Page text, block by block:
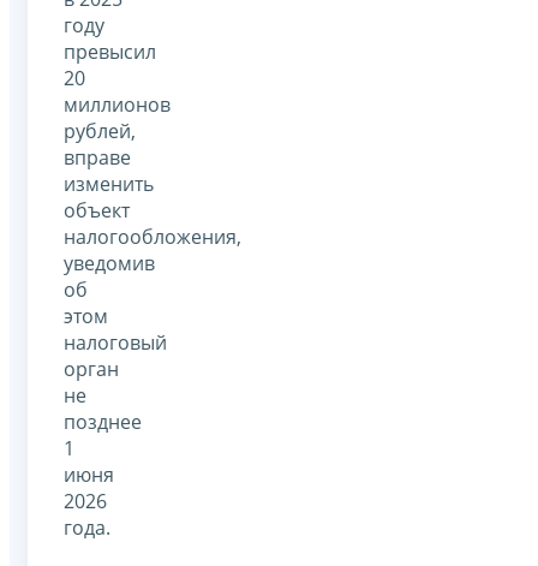
году
превысил
20
миллионов
рублей,
вправе
изменить
объект
налогообложения,
уведомив
об
этом
налоговый
орган
не
позднее
1
июня
2026
года.